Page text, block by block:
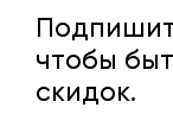
чтобы
скидок.